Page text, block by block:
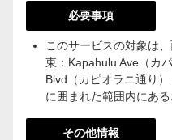
必要事項
このサービスの対象は
東：Kapahulu Ave（カ
Blvd（カピオラニ通り）
に囲まれた範囲内にある
その他情報